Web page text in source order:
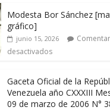
Modesta Bor Sánchez
gráfico]
junio 15, 2026
desactivados
Gaceta Oficial de la
Venezuela año CXXXIII
09 de marzo de 2006 N°